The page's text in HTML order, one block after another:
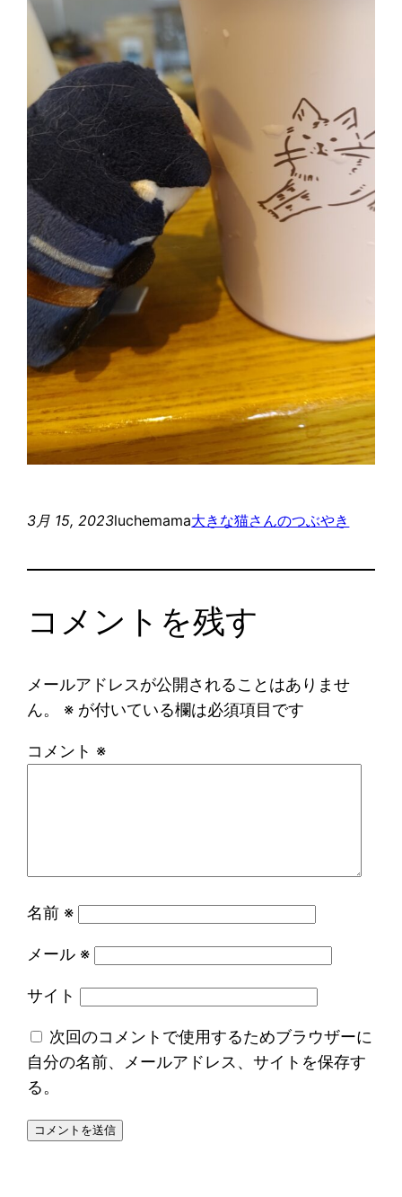
3月 15, 2023luchemama大きな猫さんのつぶやき
コメントを残す
メールアドレスが公開されることはありませ
ん。
※ が付いている欄は必須項目です
コメント ※
名前 ※
メール ※
サイト
次回のコメントで使用するためブラウザーに
自分の名前、メールアドレス、サイトを保存す
る。